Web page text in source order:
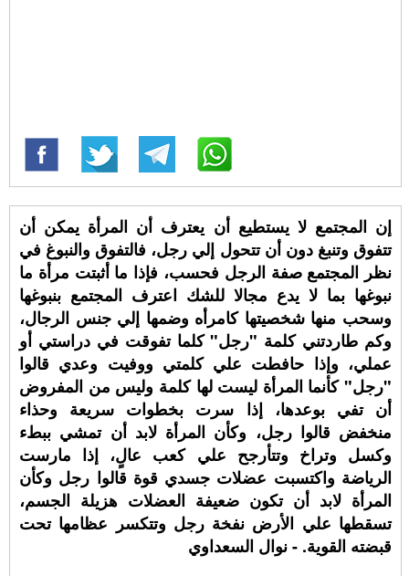
إن المجتمع لا يستطيع أن يعترف أن المرأة يمكن أن
تتفوق وتنبغ دون أن تتحول إلي رجل، فالتفوق والنبوغ في
نظر المجتمع صفة الرجل فحسب، فإذا ما أثبتت مرأة ما
نبوغها بما لا يدع مجالا للشك اعترف المجتمع بنبوغها
وسحب منها شخصيتها كامرأه وضمها إلي جنس الرجال،
وكم طاردتني كلمة "رجل" كلما تفوقت في دراستي أو
عملي، وإذا حافطت علي كلمتي ووفيت وعدي قالوا
"رجل" كأنما المرأة ليست لها كلمة وليس من المفروض
أن تفي بوعدها، إذا سرت بخطوات سريعة وحذاء
منخفض قالوا رجل، وكأن المرأة لابد أن تمشي ببطء
وكسل وتراخ وتتأرجح علي كعب عالٍ، إذا مارست
الرياضة واكتسبت عضلات جسدي قوة قالوا رجل وكأن
المرأة لابد أن تكون ضعيفة العضلات هزيلة الجسم،
تسقطها علي الأرض نفخة رجل وتتكسر عظامها تحت
قبضته القوية. - نوال السعداوي